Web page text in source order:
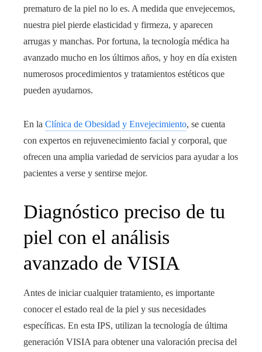
prematuro de la piel no lo es. A medida que envejecemos,
nuestra piel pierde elasticidad y firmeza, y aparecen
arrugas y manchas. Por fortuna, la tecnología médica ha
avanzado mucho en los últimos años, y hoy en día existen
numerosos procedimientos y tratamientos estéticos que
pueden ayudarnos.
En la Clínica de Obesidad y Envejecimiento, se cuenta
con expertos en rejuvenecimiento facial y corporal, que
ofrecen una amplia variedad de servicios para ayudar a los
pacientes a verse y sentirse mejor.
Diagnóstico preciso de tu
piel con el análisis
avanzado de VISIA
Antes de iniciar cualquier tratamiento, es importante
conocer el estado real de la piel y sus necesidades
específicas. En esta IPS, utilizan la tecnología de última
generación VISIA para obtener una valoración precisa del